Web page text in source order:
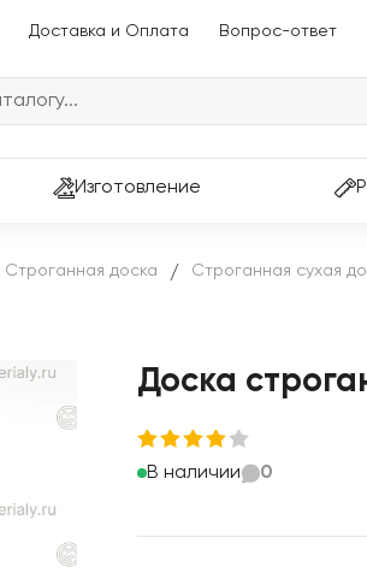
Доставка и Оплата Вопрос-ответ
Изготовление
Строганная доска / Строганная сухая
Доска
В наличии 0